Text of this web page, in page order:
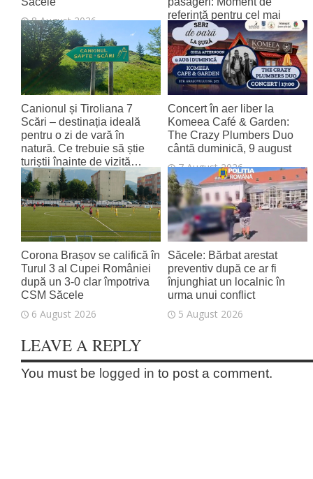
8 August 2026
referință pentru cel mai
tânăr aeroport al țării
8 August 2026
Canionul și Tiroliana 7
Scări – destinația ideală
pentru o zi de vară în
natură. Ce trebuie să știe
turiștii înainte de vizită…
7 August 2026
Concert în aer liber la
Komeea Café & Garden:
The Crazy Plumbers Duo
cântă duminică, 9 august
7 August 2026
Corona Brașov se califică în
Turul 3 al Cupei României
după un 3-0 clar împotriva
CSM Săcele
6 August 2026
Săcele: Bărbat arestat
preventiv după ce ar fi
înjunghiat un localnic în
urma unui conflict
5 August 2026
LEAVE A REPLY
You must be logged in to post a comment.